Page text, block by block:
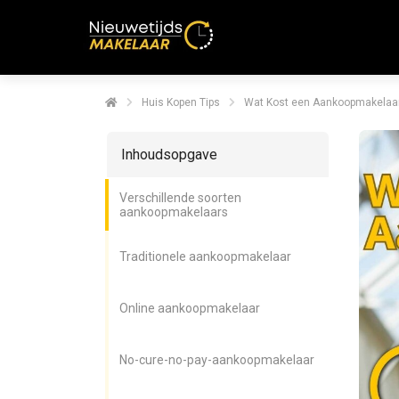
Huis Kopen Tips Wat Kost een
Inhoudsopgave
Verschillende soorten
aankoopmakelaars
Traditionele aankoopmakelaar
Online aankoopmakelaar
No-cure-no-pay-aankoopmakelaar